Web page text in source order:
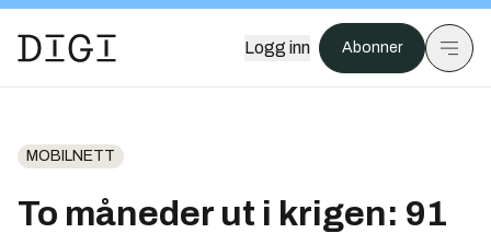
Logg inn Abonner
MOBILNETT
To måneder ut i krigen: 91